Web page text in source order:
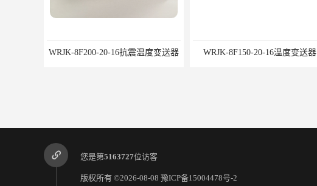
WRJK-8F200-20-16抗震温度变送器 WRJK-8F150-20-16温度变送器
您是第5163727位访客
版权所有 ©2026-08-08 豫ICP备15004478号-2